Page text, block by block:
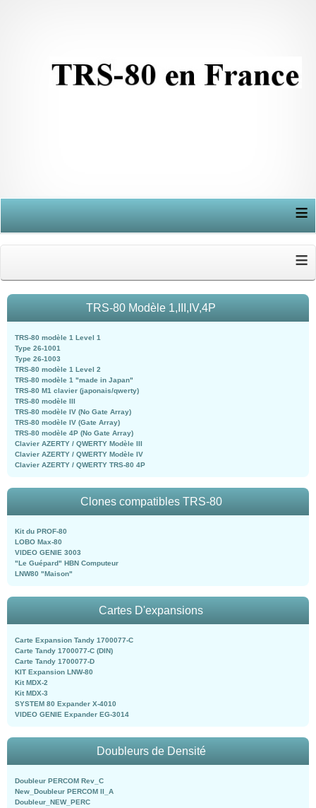
≡
≡
TRS-80 Modèle 1,III,IV,4P
TRS-80 modèle 1 Level 1
Type 26-1001
Type 26-1003
TRS-80 modèle 1 Level 2
TRS-80 modèle 1 "made in Japan"
TRS-80 M1 clavier (japonais/qwerty)
TRS-80 modèle III
TRS-80 modèle IV (No Gate Array)
TRS-80 modèle IV (Gate Array)
TRS-80 modèle 4P (No Gate Array)
Clavier AZERTY / QWERTY Modèle III
Clavier AZERTY / QWERTY Modèle IV
Clavier AZERTY / QWERTY TRS-80 4P
Clones compatibles TRS-80
Kit du PROF-80
LOBO Max-80
VIDEO GENIE 3003
"Le Guépard" HBN Computeur
LNW80 "Maison"
Cartes D'expansions
Carte Expansion Tandy 1700077-C
Carte Tandy 1700077-C (DIN)
Carte Tandy 1700077-D
KIT Expansion LNW-80
Kit MDX-2
Kit MDX-3
SYSTEM 80 Expander X-4010
VIDEO GENIE Expander EG-3014
Doubleurs de Densité
Doubleur PERCOM Rev_C
New_Doubleur PERCOM II_A
Doubleur_NEW_PERC